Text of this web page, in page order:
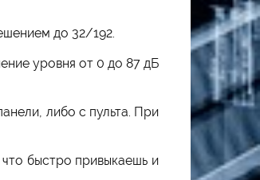
до 32/192.
уровня от 0 до 87 дБ
либо с пульта. При
быстро привыкаешь и